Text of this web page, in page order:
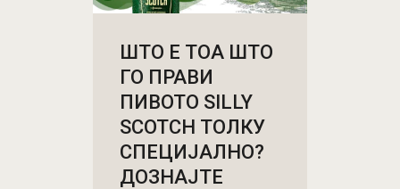
ШТО Е ТОА ШТО
ГО ПРАВИ
ПИВОТО SILLY
SCOTCH ТОЛКУ
СПЕЦИЈАЛНО?
ДОЗНАЈТЕ